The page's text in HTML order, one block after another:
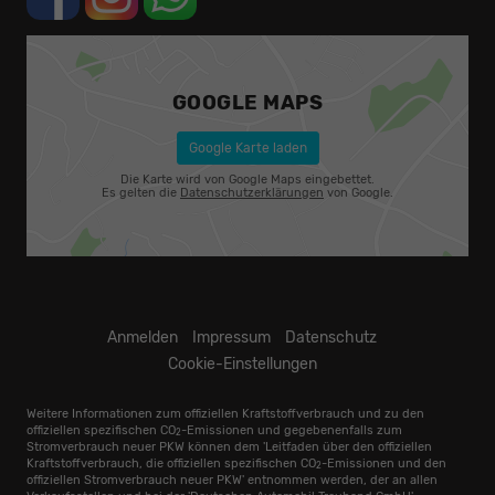
GOOGLE MAPS
Google Karte laden
Die Karte wird von Google Maps eingebettet.
Es gelten die Datenschutzerklärungen von Google.
Anmelden Impressum
Datenschutz
Cookie-Einstellungen
Weitere Informationen zum offiziellen Kraftstoffverbrauch und zu den
offiziellen spezifischen CO2 -Emissionen und gegebenenfalls zum
Stromverbrauch neuer PKW können dem 'Leitfaden über den offiziellen
Kraftstoffverbrauch, die offiziellen spezifischen CO2 -Emissionen und den
offiziellen Stromverbrauch neuer PKW' entnommen werden, der an allen